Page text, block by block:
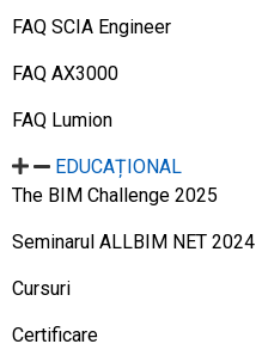
FAQ SCIA Engineer
FAQ AX3000
FAQ Lumion
EDUCAȚIONAL
The BIM Challenge 2025
Seminarul ALLBIM NET 2024
Cursuri
Certificare